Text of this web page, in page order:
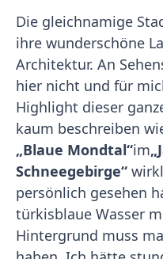
Die gleichnamige
ihre wunderschöne
Architektur. An
hier nicht und für
Highlight dieser
kaum beschreiben
„Blaue Mondtal“im
Schneegebirge“
persönlich gesehen
türkisblaue Wasser
Hintergrund muss